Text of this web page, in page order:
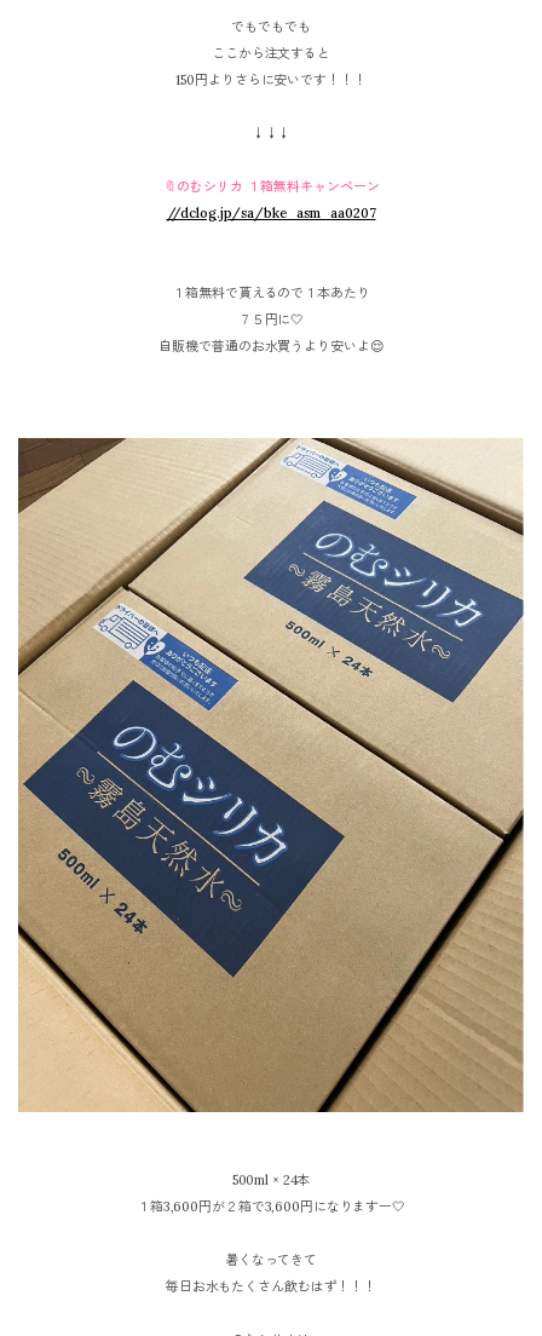
でもでもでも
ここから注文すると
150円よりさらに安いです！！！
↓↓↓
🔖 のむシリカ １箱無料キャンペーン
//dclog.jp/sa/bke_asm_aa0207
１箱無料で貰えるので１本あたり
７５円に🤍
自販機で普通のお水買うより安いよ😌
500ml × 24本
１箱3,600円が２箱で3,600円になりますー🤍
暑くなってきて
毎日お水もたくさん飲むはず！！！